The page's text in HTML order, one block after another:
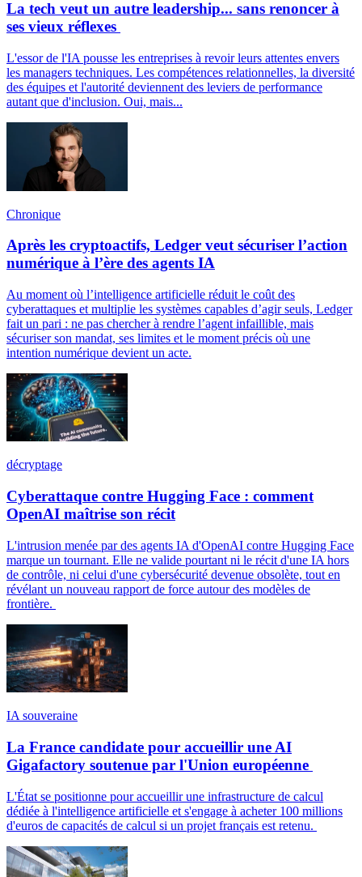
La tech veut un autre leadership... sans renoncer à
ses vieux réflexes
L'essor de l'IA pousse les entreprises à revoir leurs attentes envers
les managers techniques. Les compétences relationnelles, la diversité
des équipes et l'autorité deviennent des leviers de performance
autant que d'inclusion. Oui, mais...
Chronique
Après les cryptoactifs, Ledger veut sécuriser l’action
numérique à l’ère des agents IA
Au moment où l’intelligence artificielle réduit le coût des
cyberattaques et multiplie les systèmes capables d’agir seuls, Ledger
fait un pari : ne pas chercher à rendre l’agent infaillible, mais
sécuriser son mandat, ses limites et le moment précis où une
intention numérique devient un acte.
décryptage
Cyberattaque contre Hugging Face : comment
OpenAI maîtrise son récit
L'intrusion menée par des agents IA d'OpenAI contre Hugging Face
marque un tournant. Elle ne valide pourtant ni le récit d'une IA hors
de contrôle, ni celui d'une cybersécurité devenue obsolète, tout en
révélant un nouveau rapport de force autour des modèles de
frontière.
IA souveraine
La France candidate pour accueillir une AI
Gigafactory soutenue par l'Union européenne
L'État se positionne pour accueillir une infrastructure de calcul
dédiée à l'intelligence artificielle et s'engage à acheter 100 millions
d'euros de capacités de calcul si un projet français est retenu.